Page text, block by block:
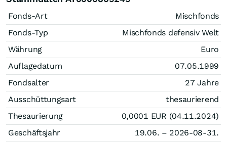
Fonds-Art
Mischfonds
Fonds-Typ
Mischfonds defensiv Welt
Währung
Euro
Auflagedatum
07.05.1999
Fondsalter
27 Jahre
Ausschüttungsart
thesaurierend
Thesaurierung
0,0001 EUR (04.11.2024)
Geschäftsjahr
19.06. – 2026-08-31.